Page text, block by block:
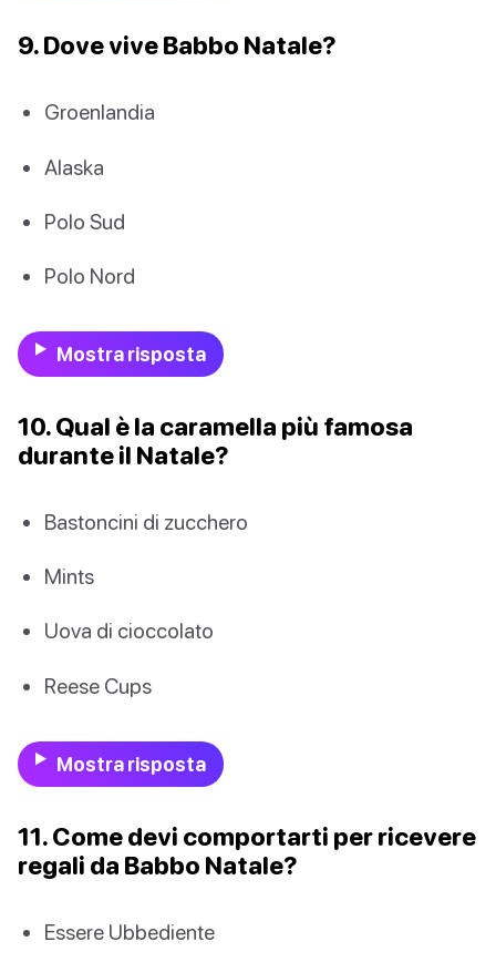
9. Dove vive Babbo Natale?
Groenlandia
Alaska
Polo Sud
Polo Nord
Mostra risposta
10. Qual è la caramella più famosa
durante il Natale?
Bastoncini di zucchero
Mints
Uova di cioccolato
Reese Cups
Mostra risposta
11. Come devi comportarti per ricevere
regali da Babbo Natale?
Essere Ubbediente